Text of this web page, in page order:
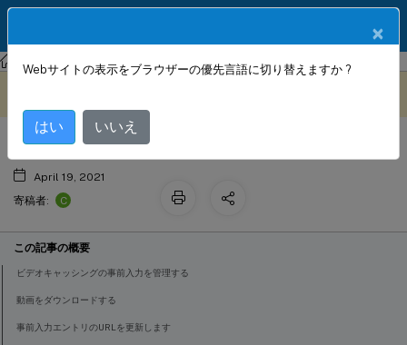
Citrix SD-WAN WANOP Citrix SD-WAN WANOP 11.2
ビデオの事前入力
April 19, 2021
寄稿者:
C
この記事の概要
ビデオキャッシングの事前入力を管理する
動画をダウンロードする
事前入力エントリのURLを更新します
×
Webサイトの表示をブラウザーの優先言語に切り替えますか ?
はい いいえ